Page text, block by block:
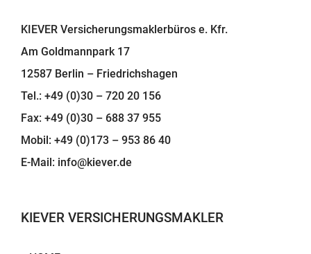
KIEVER Versicherungsmaklerbüros e. Kfr.
Am Goldmannpark 17
12587 Berlin – Friedrichshagen
Tel.: +49 (0)30 – 720 20 156
Fax: +49 (0)30 – 688 37 955
Mobil: +49 (0)173 – 953 86 40
E-Mail: info@kiever.de
KIEVER VERSICHERUNGSMAKLER